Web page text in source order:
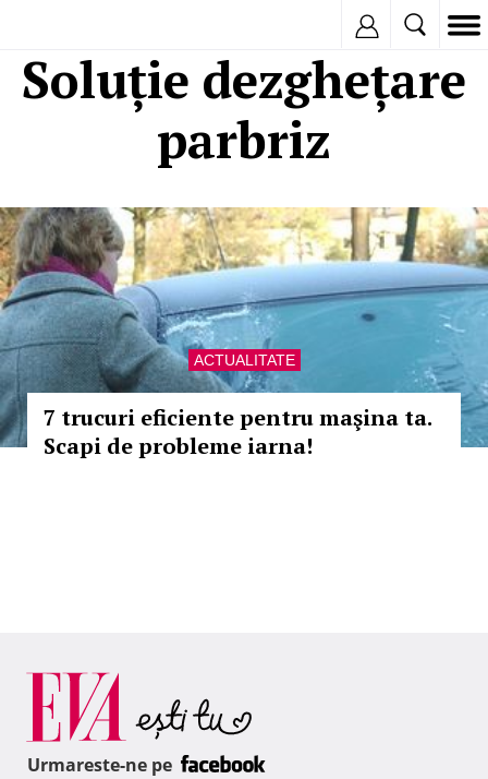
Soluție dezghețare
parbriz
ACTUALITATE
7 trucuri eficiente pentru maşina ta.
Scapi de probleme iarna!
Urmareste-ne pe